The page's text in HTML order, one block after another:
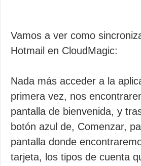
Vamos a ver como
Hotmail en CloudMagic:
Nada más acceder a la
primera vez, nos
pantalla de bienvenida, y
botón azul de, Comenzar,
pantalla donde
tarjeta, los tipos de cuenta